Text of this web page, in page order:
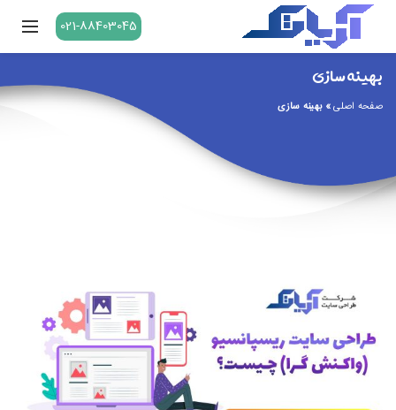
021-88403045
بهینه سازی
صفحه اصلی»بهینه سازی